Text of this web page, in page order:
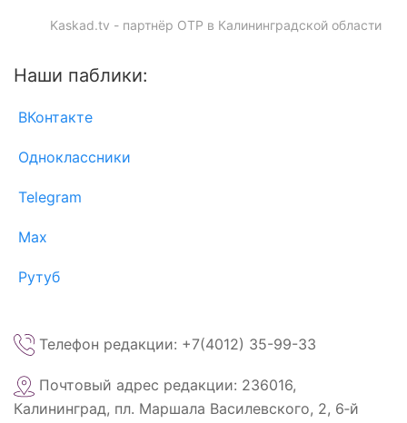
Kaskad.tv - партнёр ОТР в Калининградской области
Наши паблики:
ВКонтакте
Одноклассники
Telegram
Max
Рутуб
Телефон редакции: +7(4012) 35-99-33
Почтовый адрес редакции: 236016,
Калининград, пл. Маршала Василевского, 2, 6‑й